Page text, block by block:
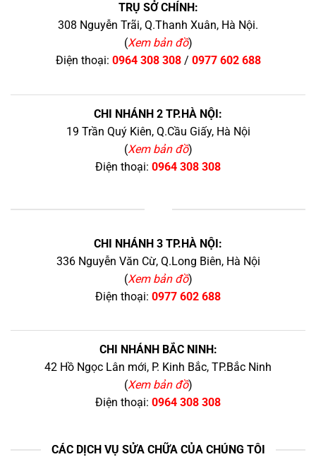
TRỤ SỞ CHÍNH:
308 Nguyễn Trãi, Q.Thanh Xuân, Hà Nội.
(Xem bản đồ)
Điện thoại: 0964 308 308/ 0977 602 688
CHI NHÁNH 2 TP.HÀ NỘI:
19 Trần Quý Kiên, Q.Cầu Giấy, Hà Nội
(Xem bản đồ)
Điện thoại: 0964 308 308
CHI NHÁNH 3 TP.HÀ NỘI:
336 Nguyễn Văn Cừ, Q.Long Biên, Hà Nội
(Xem bản đồ)
Điện thoại: 0977 602 688
CHI NHÁNH BẮC NINH:
42 Hồ Ngọc Lân mới, P. Kinh Bắc, TP.Bắc Ninh
(Xem bản đồ)
Điện thoại: 0964 308 308
CÁC DỊCH VỤ SỬA CHỮA CỦA CHÚNG TÔI